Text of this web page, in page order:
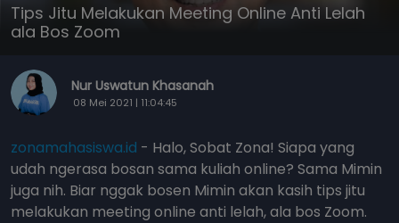
Tips Jitu Melakukan Meeting Online Anti Lelah
ala Bos Zoom
Nur Uswatun Khasanah
08 Mei 2021 | 11:04:45
zonamahasiswa.id - Halo, Sobat Zona! Siapa yang
udah ngerasa bosan sama kuliah online? Sama Mimin
juga nih. Biar nggak bosen Mimin akan kasih tips jitu
melakukan meeting online anti lelah, ala bos Zoom.